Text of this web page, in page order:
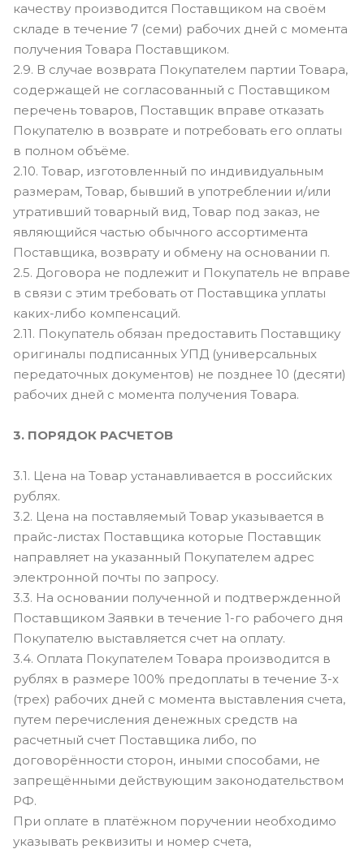
качеству производится Поставщиком на своём
складе в течение 7 (семи) рабочих дней с момента
получения Товара Поставщиком.
2.9. В случае возврата Покупателем партии Товара,
содержащей не согласованный с Поставщиком
перечень товаров, Поставщик вправе отказать
Покупателю в возврате и потребовать его оплаты
в полном объёме.
2.10. Товар, изготовленный по индивидуальным
размерам, Товар, бывший в употреблении и/или
утративший товарный вид, Товар под заказ, не
являющийся частью обычного ассортимента
Поставщика, возврату и обмену на основании п.
2.5. Договора не подлежит и Покупатель не вправе
в связи с этим требовать от Поставщика уплаты
каких-либо компенсаций.
2.11. Покупатель обязан предоставить Поставщику
оригиналы подписанных УПД (универсальных
передаточных документов) не позднее 10 (десяти)
рабочих дней с момента получения Товара.
3. ПОРЯДОК РАСЧЕТОВ
3.1. Цена на Товар устанавливается в российских
рублях.
3.2. Цена на поставляемый Товар указывается в
прайс-листах Поставщика которые Поставщик
направляет на указанный Покупателем адрес
электронной почты по запросу.
3.3. На основании полученной и подтвержденной
Поставщиком Заявки в течение 1-го рабочего дня
Покупателю выставляется счет на оплату.
3.4. Оплата Покупателем Товара производится в
рублях в размере 100% предоплаты в течение 3-х
(трех) рабочих дней с момента выставления счета,
путем перечисления денежных средств на
расчетный счет Поставщика либо, по
договорённости сторон, иными способами, не
запрещёнными действующим законодательством
РФ.
При оплате в платёжном поручении необходимо
указывать реквизиты и номер счета,